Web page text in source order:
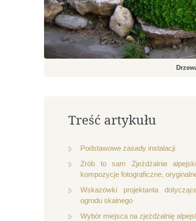
Treść artykułu
Podstawowe zasady instalacji
Zrób to sam Zjeżdżalnie
kompozycje fotograficzne,
Wskazówki projektanta
ogrodu skalnego
Wybór miejsca na zjeżdżalnię